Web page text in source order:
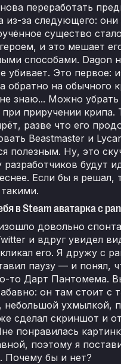
переработать
из-за следующего: они
существо
и это мешает
способами. Dagon
убивает. Это первое:
обратно на обычного
знаю... Можно убрать
приручении крипа.
разве что его
Beastmaster и
полезным. Ну, это
будут
Если бы я решал,
в Steam аватарка с
довольно
и вдруг увидел
его. Я дружу с
паузу — и понял,
то Дарт Пантомема.
он там стоит с
небольшой ухмылкой,
сделал скриншот и
понравилась
поэтому я
Почему бы и нет?